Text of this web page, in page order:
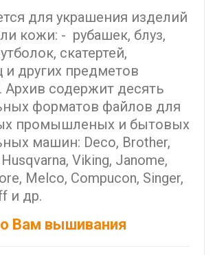
для украшения изделий
кожи: - рубашек, блуз,
скатертей,
и других предметов
Архив содержит десять
форматов файлов для
промышленых и бытовых
машин: Deco, Brother,
Viking, Janome,
Melco, Compucon, Singer,
и др.
Вам вышивания